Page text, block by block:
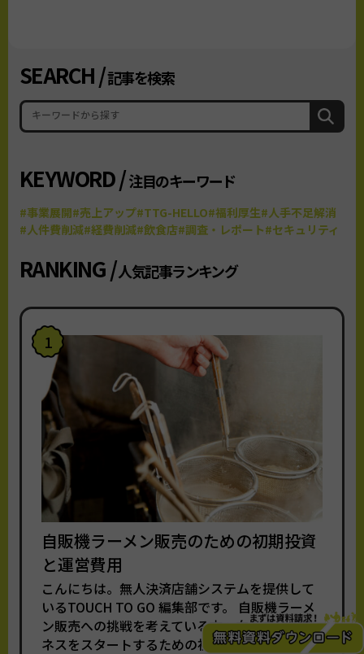
SEARCH /記事を検索
KEYWORD /注目のキーワード
#事業展開#売上アップ#TTG-HELLO#福利厚生#人手不足解消
#人件費削減#経費削減#飲食店#調査・レポート#セキュリティ
RANKING /人気記事ランキング
1
自販機ラーメン販売のための初期投資
と運営費用
こんにちは。無人決済店舗システムを提供して
いるTOUCH TO GO 編集部です。 自販機ラーメ
ン販売への挑戦を考えている方へ向けて、ビジ
ネスをスタートするための初期投資と、運営